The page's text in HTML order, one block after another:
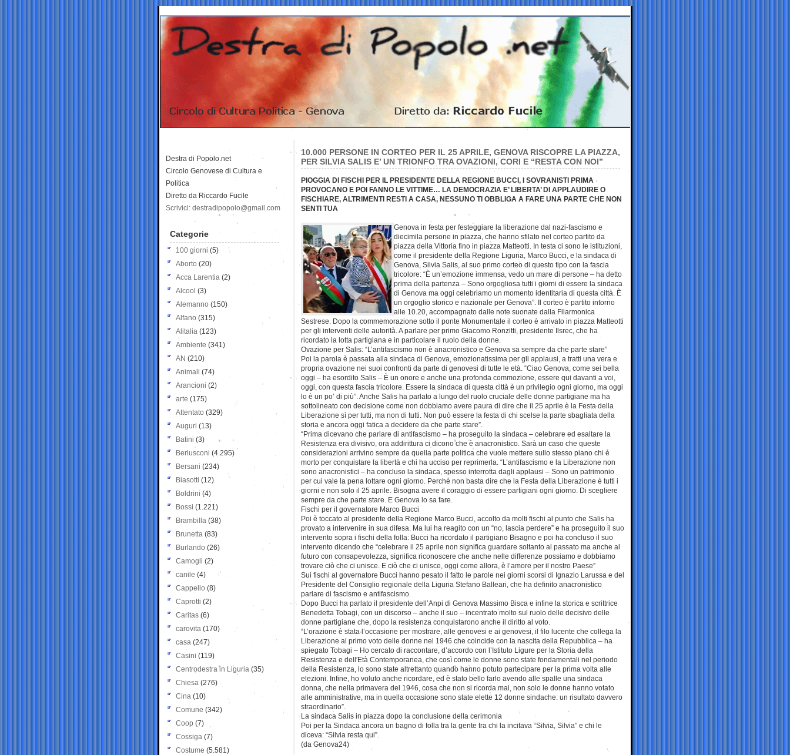
10.000 PERSONE IN CORTEO PER IL 25 APRILE, GENOVA RISCOPRE LA PIAZZA,
PER SILVIA SALIS E’ UN TRIONFO TRA OVAZIONI, CORI E “RESTA CON NOI”
PIOGGIA DI FISCHI PER IL PRESIDENTE DELLA REGIONE BUCCI, I SOVRANISTI PRIMA
PROVOCANO E POI FANNO LE VITTIME… LA DEMOCRAZIA E’ LIBERTA’ DI APPLAUDIRE O
FISCHIARE, ALTRIMENTI RESTI A CASA, NESSUNO TI OBBLIGA A FARE UNA PARTE CHE NON
SENTI TUA
Genova in festa per festeggiare la liberazione dal nazi-fascismo e
diecimila persone in piazza, che hanno sfilato nel corteo partito da
piazza della Vittoria fino in piazza Matteotti. In testa ci sono le istituzioni,
come il presidente della Regione Liguria, Marco Bucci, e la sindaca di
Genova, Silvia Salis, al suo primo corteo di questo tipo con la fascia
tricolore: “È un’emozione immensa, vedo un mare di persone – ha detto
prima della partenza – Sono orgogliosa tutti i giorni di essere la sindaca
di Genova ma oggi celebriamo un momento identitaria di questa città. È
un orgoglio storico e nazionale per Genova”. Il corteo è partito intorno
alle 10.20, accompagnato dalle note suonate dalla Filarmonica
Sestrese. Dopo la commemorazione sotto il ponte Monumentale il corteo è arrivato in piazza Matteotti
per gli interventi delle autorità. A parlare per primo Giacomo Ronzitti, presidente Ilsrec, che ha
ricordato la lotta partigiana e in particolare il ruolo della donne.
Ovazione per Salis: “L’antifascismo non è anacronistico e Genova sa sempre da che parte stare”
Poi la parola è passata alla sindaca di Genova, emozionatissima per gli applausi, a tratti una vera e
propria ovazione nei suoi confronti da parte di genovesi di tutte le età. “Ciao Genova, come sei bella
oggi – ha esordito Salis – È un onore e anche una profonda commozione, essere qui davanti a voi,
oggi, con questa fascia tricolore. Essere la sindaca di questa città è un privilegio ogni giorno, ma oggi
lo è un po’ di più”. Anche Salis ha parlato a lungo del ruolo cruciale delle donne partigiane ma ha
sottolineato con decisione come non dobbiamo avere paura di dire che il 25 aprile è la Festa della
Liberazione sì per tutti, ma non di tutti. Non può essere la festa di chi scelse la parte sbagliata della
storia e ancora oggi fatica a decidere da che parte stare”.
“Prima dicevano che parlare di antifascismo – ha proseguito la sindaca – celebrare ed esaltare la
Resistenza era divisivo, ora addirittura ci dicono che è anacronistico. Sarà un caso che queste
considerazioni arrivino sempre da quella parte politica che vuole mettere sullo stesso piano chi è
morto per conquistare la libertà e chi ha ucciso per reprimerla. “L’antifascismo e la Liberazione non
sono anacronistici – ha concluso la sindaca, spesso interrotta dagli applausi – Sono un patrimonio
per cui vale la pena lottare ogni giorno. Perché non basta dire che la Festa della Liberazione è tutti i
giorni e non solo il 25 aprile. Bisogna avere il coraggio di essere partigiani ogni giorno. Di scegliere
sempre da che parte stare. E Genova lo sa fare.
Fischi per il governatore Marco Bucci
Poi è toccato al presidente della Regione Marco Bucci, accolto da molti fischi al punto che Salis ha
provato a intervenire in sua difesa. Ma lui ha reagito con un “no, lascia perdere” e ha proseguito il suo
intervento sopra i fischi della folla: Bucci ha ricordato il partigiano Bisagno e poi ha concluso il suo
intervento dicendo che “celebrare il 25 aprile non significa guardare soltanto al passato ma anche al
futuro con consapevolezza, significa riconoscere che anche nelle differenze possiamo e dobbiamo
trovare ciò che ci unisce. E ciò che ci unisce, oggi come allora, è l’amore per il nostro Paese”
Sui fischi al governatore Bucci hanno pesato il fatto le parole nei giorni scorsi di Ignazio Larussa e del
Presidente del Consiglio regionale della Liguria Stefano Balleari, che ha definito anacronistico
parlare di fascismo e antifascismo.
Dopo Bucci ha parlato il presidente dell’Anpi di Genova Massimo Bisca e infine la storica e scrittrice
Benedetta Tobagi, con un discorso – anche il suo – incentrato molto sul ruolo delle decisivo delle
donne partigiane che, dopo la resistenza conquistarono anche il diritto al voto.
“L’orazione è stata l’occasione per mostrare, alle genovesi e ai genovesi, il filo lucente che collega la
Liberazione al primo voto delle donne nel 1946 che coincide con la nascita della Repubblica – ha
spiegato Tobagi – Ho cercato di raccontare, d’accordo con l’Istituto Ligure per la Storia della
Resistenza e dell′Età Contemporanea, che così come le donne sono state fondamentali nel periodo
della Resistenza, lo sono state altrettanto quando hanno potuto partecipare per la prima volta alle
elezioni. Infine, ho voluto anche ricordare, ed è stato bello farlo avendo alle spalle una sindaca
donna, che nella primavera del 1946, cosa che non si ricorda mai, non solo le donne hanno votato
alle amministrative, ma in quella occasione sono state elette 12 donne sindache: un risultato davvero
straordinario”.
La sindaca Salis in piazza dopo la conclusione della cerimonia
Poi per la Sindaca ancora un bagno di folla tra la gente tra chi la incitava “Silvia, Silvia” e chi le
diceva: “Silvia resta qui”.
(da Genova24)
Destra di Popolo.net
Circolo Genovese di Cultura e
Politica
Diretto da Riccardo Fucile
Scrivici: destradipopolo@gmail.com
Categorie
100 giorni (5)
Aborto (20)
Acca Larentia (2)
Alcool (3)
Alemanno (150)
Alfano (315)
Alitalia (123)
Ambiente (341)
AN (210)
Animali (74)
Arancioni (2)
arte (175)
Attentato (329)
Auguri (13)
Batini (3)
Berlusconi (4.295)
Bersani (234)
Biasotti (12)
Boldrini (4)
Bossi (1.221)
Brambilla (38)
Brunetta (83)
Burlando (26)
Camogli (2)
canile (4)
Cappello (8)
Caprotti (2)
Caritas (6)
carovita (170)
casa (247)
Casini (119)
Centrodestra in Liguria (35)
Chiesa (276)
Cina (10)
Comune (342)
Coop (7)
Cossiga (7)
Costume (5.581)